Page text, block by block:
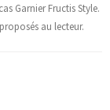
Garnier Fructis Style.
au lecteur.